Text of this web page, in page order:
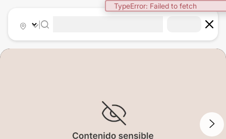
TypeError: Failed to fetch